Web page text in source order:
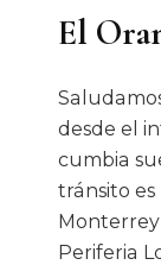
El
desde el
cumbia
tránsito
Monterrey
Periferia